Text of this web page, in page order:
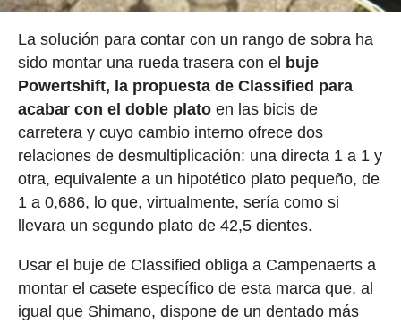
La solución para contar con un rango de sobra ha
sido montar una rueda trasera con el buje
Powertshift, la propuesta de Classified para
acabar con el doble platoen las bicis de
carretera y cuyo cambio interno ofrece dos
relaciones de desmultiplicación: una directa 1 a 1 y
otra, equivalente a un hipotético plato pequeño, de
1 a 0,686, lo que, virtualmente, sería como si
llevara un segundo plato de 42,5 dientes.
Usar el buje de Classified obliga a Campenaerts a
montar el casete específico de esta marca que, al
igual que Shimano, dispone de un dentado más